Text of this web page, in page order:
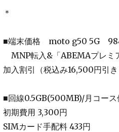
＊
■端末価格 moto g50 5G
MNP転入&「ABEMAプレミ
加入割引（税込み16,500円引
■回線0.5GB(500MB)/月コー
初期費用 3,300円
SIMカード手配料 433円